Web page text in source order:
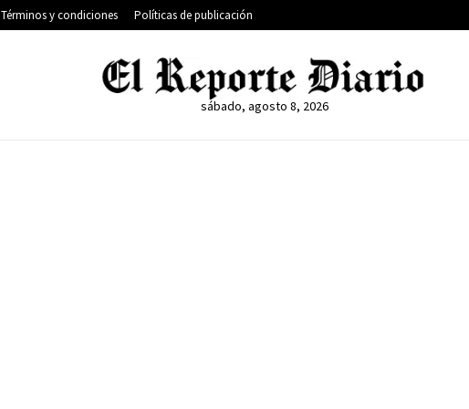
Términos y condiciones Políticas de publicación
sábado, agosto 8, 2026